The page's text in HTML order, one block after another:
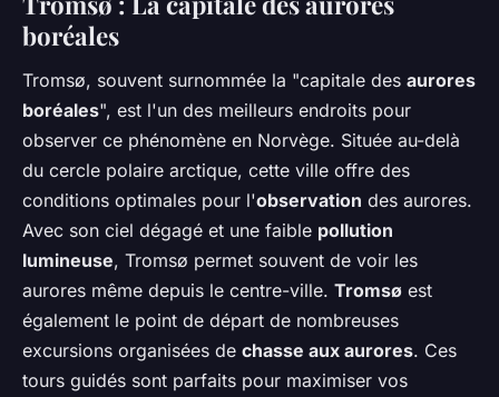
boréales
Tromsø, souvent surnommée la "capitale des aurores
boréales", est l'un des meilleurs endroits pour
observer ce phénomène en Norvège. Située au-delà
du cercle polaire arctique, cette ville offre des
conditions optimales pour l'observation des aurores.
Avec son ciel dégagé et une faible pollution
lumineuse, Tromsø permet souvent de voir les
aurores même depuis le centre-ville. Tromsø est
également le point de départ de nombreuses
excursions organisées de chasse aux aurores. Ces
tours guidés sont parfaits pour maximiser vos